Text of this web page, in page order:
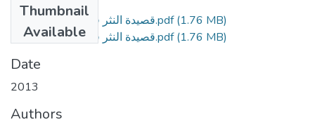
Thumbnail
Available
قصيدة النثر في الشعر الجزائري.pdf(1.76 MB)
قصيدة النثر في الشعر الجزائري.pdf(1.76 MB)
Date
2013
Authors